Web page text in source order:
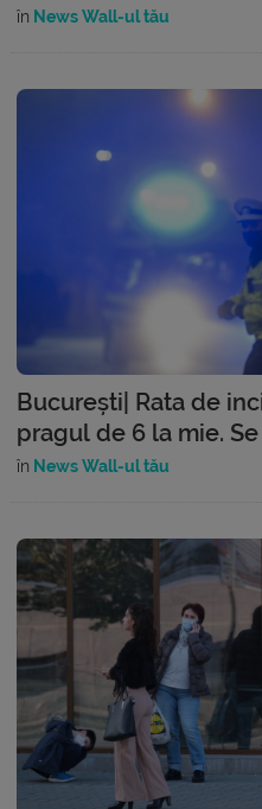
în News Wall-ul tău
București| Rata de
pragul de 6 la mie.
în News Wall-ul tău